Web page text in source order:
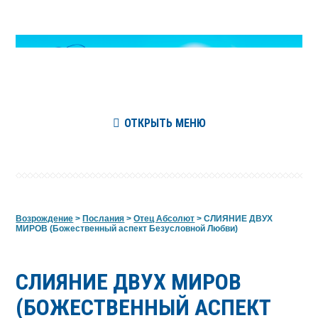
ОТКРЫТЬ МЕНЮ
Возрождение >Послания >Отец Абсолют >СЛИЯНИЕ ДВУХ
МИРОВ (Божественный аспект Безусловной Любви)
СЛИЯНИЕ ДВУХ МИРОВ
(БОЖЕСТВЕННЫЙ АСПЕКТ